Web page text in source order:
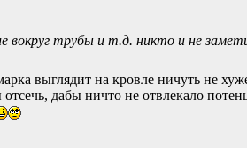
вокруг трубы и т.д. никто и не
выглядит на кровле ничуть не
дабы ничто не отвлекало